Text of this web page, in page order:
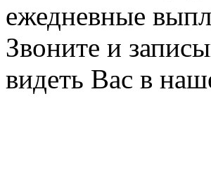
ежедневные
Звоните и
видеть Вас в